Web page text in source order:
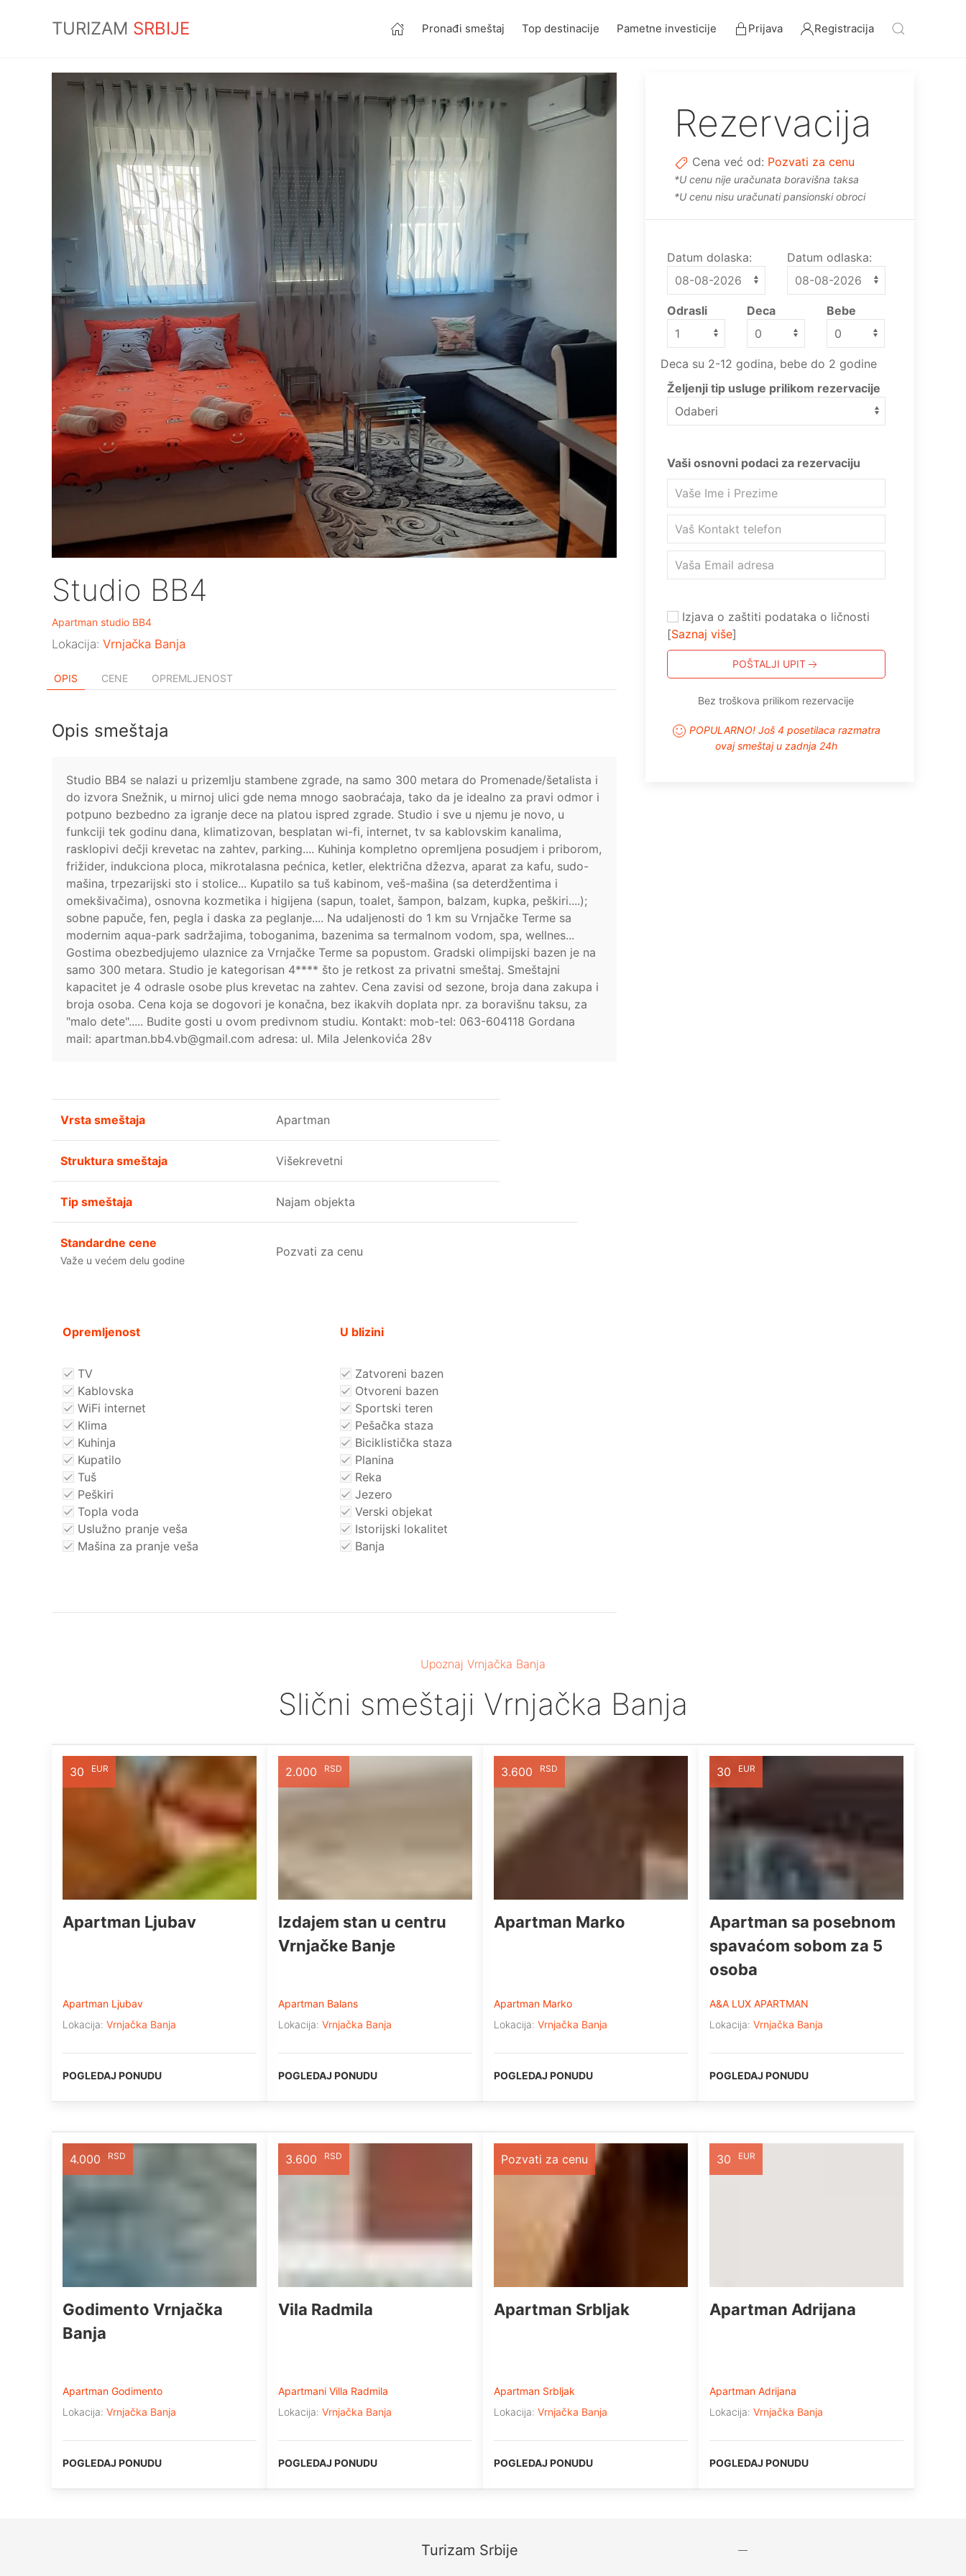
TURIZAM SRBIJE Pronađi smeštaj Top destinacije Pametne investicije Prijava Registracija
Studio BB4
Apartman studio BB4
Lokacija: Vrnjačka Banja
OPIS CENE OPREMLJENOST
Opis smeštaja
Studio BB4 se nalazi u prizemlju stambene zgrade, na samo 300 metara do Promenade/šetalista i
do izvora Snežnik, u mirnoj ulici gde nema mnogo saobraćaja, tako da je idealno za pravi odmor i
potpuno bezbedno za igranje dece na platou ispred zgrade. Studio i sve u njemu je novo, u
funkciji tek godinu dana, klimatizovan, besplatan wi-fi, internet, tv sa kablovskim kanalima,
rasklopivi dečji krevetac na zahtev, parking.... Kuhinja kompletno opremljena posudjem i priborom,
frižider, indukciona ploca, mikrotalasna pećnica, ketler, električna džezva, aparat za kafu, sudo-
mašina, trpezarijski sto i stolice... Kupatilo sa tuš kabinom, veš-mašina (sa deterdžentima i
omekšivačima), osnovna kozmetika i higijena (sapun, toalet, šampon, balzam, kupka, peškiri....);
sobne papuče, fen, pegla i daska za peglanje.... Na udaljenosti do 1 km su Vrnjačke Terme sa
modernim aqua-park sadržajima, toboganima, bazenima sa termalnom vodom, spa, wellnes...
Gostima obezbedjujemo ulaznice za Vrnjačke Terme sa popustom. Gradski olimpijski bazen je na
samo 300 metara. Studio je kategorisan 4**** što je retkost za privatni smeštaj. Smeštajni
kapacitet je 4 odrasle osobe plus krevetac na zahtev. Cena zavisi od sezone, broja dana zakupa i
broja osoba. Cena koja se dogovori je konačna, bez ikakvih doplata npr. za boravišnu taksu, za
"malo dete"..... Budite gosti u ovom predivnom studiu. Kontakt: mob-tel: 063-604118 Gordana
mail: apartman.bb4.vb@gmail.com adresa: ul. Mila Jelenkovića 28v
Vrsta smeštaja Apartman
Struktura smeštaja Višekrevetni
Tip smeštaja Najam objekta
Standardne cene
Važe u većem delu godine
Pozvati za cenu
Opremljenost
TV
Kablovska
WiFi internet
Klima
Kuhinja
Kupatilo
Tuš
Peškiri
Topla voda
Uslužno pranje veša
Mašina za pranje veša
U blizini
Zatvoreni bazen
Otvoreni bazen
Sportski teren
Pešačka staza
Biciklistička staza
Planina
Reka
Jezero
Verski objekat
Istorijski lokalitet
Banja
Rezervacija
Cena već od: Pozvati za cenu
*U cenu nije uračunata boravišna taksa
*U cenu nisu uračunati pansionski obroci
Datum dolaska: Datum odlaska:
Odrasli Deca Bebe
Deca su 2-12 godina, bebe do 2 godine
Željenji tip usluge prilikom rezervacije
Vaši osnovni podaci za rezervaciju
Izjava o zaštiti podataka o ličnosti
[Saznaj više]
POŠTALJI UPIT
Bez troškova prilikom rezervacije
POPULARNO! Još 4 posetilaca razmatra
ovaj smeštaj u zadnja 24h
Upoznaj Vrnjačka Banja
Slični smeštaji Vrnjačka Banja
30 EUR
Apartman Ljubav
Apartman Ljubav
Lokacija: Vrnjačka Banja
POGLEDAJ PONUDU
2.000 RSD
Izdajem stan u centru
Vrnjačke Banje
Apartman Balans
Lokacija: Vrnjačka Banja
POGLEDAJ PONUDU
3.600 RSD
Apartman Marko
Apartman Marko
Lokacija: Vrnjačka Banja
POGLEDAJ PONUDU
30 EUR
Apartman sa posebnom
spavaćom sobom za 5
osoba
A&A LUX APARTMAN
Lokacija: Vrnjačka Banja
POGLEDAJ PONUDU
4.000 RSD
Godimento Vrnjačka
Banja
Apartman Godimento
Lokacija: Vrnjačka Banja
POGLEDAJ PONUDU
3.600 RSD
Vila Radmila
Apartmani Villa Radmila
Lokacija: Vrnjačka Banja
POGLEDAJ PONUDU
Pozvati za cenu
Apartman Srbljak
Apartman Srbljak
Lokacija: Vrnjačka Banja
POGLEDAJ PONUDU
30 EUR
Apartman Adrijana
Apartman Adrijana
Lokacija: Vrnjačka Banja
POGLEDAJ PONUDU
Turizam Srbije